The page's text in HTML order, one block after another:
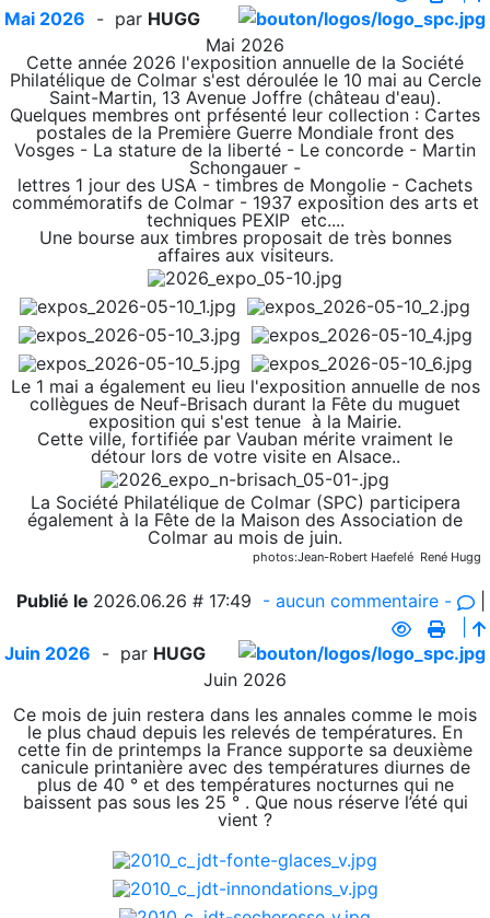
Mai 2026 - par HUGG
Mai 2026
Cette année 2026 l'exposition annuelle de la Société
Philatélique de Colmar s'est déroulée le 10 mai au Cercle
Saint-Martin, 13 Avenue Joffre (château d'eau).
Quelques membres ont prfésenté leur collection : Cartes
postales de la Première Guerre Mondiale front des
Vosges - La stature de la liberté - Le concorde - Martin
Schongauer -
lettres 1 jour des USA - timbres de Mongolie - Cachets
commémoratifs de Colmar - 1937 exposition des arts et
techniques PEXIP etc....
Une bourse aux timbres proposait de très bonnes
affaires aux visiteurs.
Le 1 mai a également eu lieu l'exposition annuelle de nos
collègues de Neuf-Brisach durant la Fête du muguet
exposition qui s'est tenue à la Mairie.
Cette ville, fortifiée par Vauban mérite vraiment le
détour lors de votre visite en Alsace..
La Société Philatélique de Colmar (SPC) participera
également à la Fête de la Maison des Association de
Colmar au mois de juin.
photos:Jean-Robert Haefelé René Hugg
Publié le 2026.06.26 # 17:49 - aucun commentaire -
Juin 2026 - par HUGG
Juin 2026
Ce mois de juin restera dans les annales comme le mois
le plus chaud depuis les relevés de températures. En
cette fin de printemps la France supporte sa deuxième
canicule printanière avec des températures diurnes de
plus de 40 ° et des températures nocturnes qui ne
baissent pas sous les 25 ° . Que nous réserve l’été qui
vient ?